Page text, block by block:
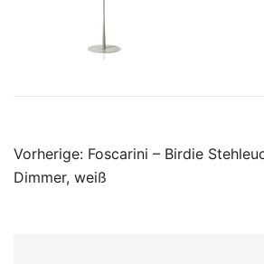
Beitragsnavigation
Vorherige: Foscarini – Birdie
Dimmer, weiß